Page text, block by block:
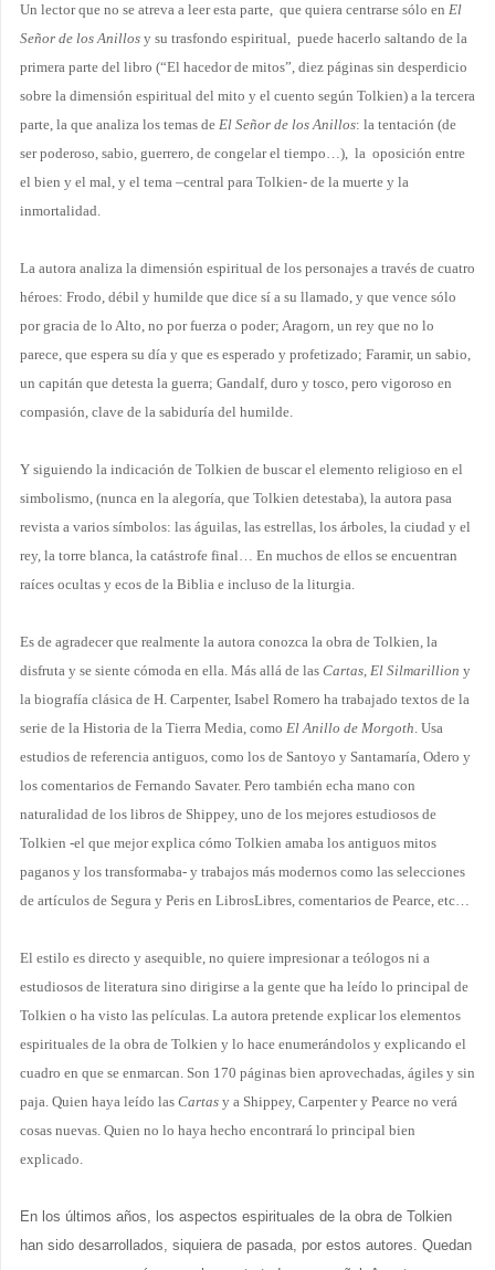
Un lector que no se atreva a leer esta parte, que quiera centrarse sólo en El
Señor de los Anillos y su trasfondo espiritual, puede hacerlo saltando de la
primera parte del libro (“El hacedor de mitos”, diez páginas sin desperdicio
sobre la dimensión espiritual del mito y el cuento según Tolkien) a la tercera
parte, la que analiza los temas de El Señor de los Anillos: la tentación (de
ser poderoso, sabio, guerrero, de congelar el tiempo…), la oposición entre
el bien y el mal, y el tema –central para Tolkien- de la muerte y la
inmortalidad.
La autora analiza la dimensión espiritual de los personajes a través de cuatro
héroes: Frodo, débil y humilde que dice sí a su llamado, y que vence sólo
por gracia de lo Alto, no por fuerza o poder; Aragorn, un rey que no lo
parece, que espera su día y que es esperado y profetizado; Faramir, un sabio,
un capitán que detesta la guerra; Gandalf, duro y tosco, pero vigoroso en
compasión, clave de la sabiduría del humilde.
Y siguiendo la indicación de Tolkien de buscar el elemento religioso en el
simbolismo, (nunca en la alegoría, que Tolkien detestaba), la autora pasa
revista a varios símbolos: las águilas, las estrellas, los árboles, la ciudad y el
rey, la torre blanca, la catástrofe final… En muchos de ellos se encuentran
raíces ocultas y ecos de la Biblia e incluso de la liturgia.
Es de agradecer que realmente la autora conozca la obra de Tolkien, la
disfruta y se siente cómoda en ella. Más allá de las Cartas, El Silmarillion y
la biografía clásica de H. Carpenter, Isabel Romero ha trabajado textos de la
serie de la Historia de la Tierra Media, como El Anillo de Morgoth. Usa
estudios de referencia antiguos, como los de Santoyo y Santamaría, Odero y
los comentarios de Fernando Savater. Pero también echa mano con
naturalidad de los libros de Shippey, uno de los mejores estudiosos de
Tolkien -el que mejor explica cómo Tolkien amaba los antiguos mitos
paganos y los transformaba- y trabajos más modernos como las selecciones
de artículos de Segura y Peris en LibrosLibres, comentarios de Pearce, etc…
El estilo es directo y asequible, no quiere impresionar a teólogos ni a
estudiosos de literatura sino dirigirse a la gente que ha leído lo principal de
Tolkien o ha visto las películas. La autora pretende explicar los elementos
espirituales de la obra de Tolkien y lo hace enumerándolos y explicando el
cuadro en que se enmarcan. Son 170 páginas bien aprovechadas, ágiles y sin
paja. Quien haya leído las Cartas y a Shippey, Carpenter y Pearce no verá
cosas nuevas. Quien no lo haya hecho encontrará lo principal bien
explicado.
En los últimos años, los aspectos espirituales de la obra de Tolkien
han sido desarrollados, siquiera de pasada, por estos autores. Quedan